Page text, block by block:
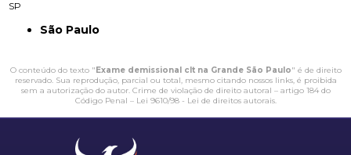
SP
São Paulo
O conteúdo do texto "Exame demissional clt na Grande São Paulo" é de direito
reservado. Sua reprodução, parcial ou total, mesmo citando nossos links, é proibida
sem a autorização do autor. Crime de violação de direito autoral – artigo 184 do
Código Penal – Lei 9610/98 - Lei de direitos autorais.